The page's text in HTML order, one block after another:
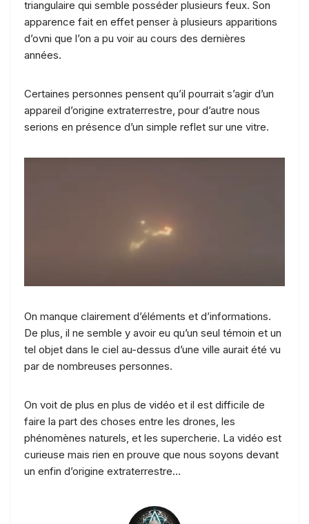
triangulaire qui semble posséder plusieurs feux. Son
apparence fait en effet penser à plusieurs apparitions
d’ovni que l’on a pu voir au cours des dernières
années.
Certaines personnes pensent qu’il pourrait s’agir d’un
appareil d’origine extraterrestre, pour d’autre nous
serions en présence d’un simple reflet sur une vitre.
On manque clairement d’éléments et d’informations.
De plus, il ne semble y avoir eu qu’un seul témoin et un
tel objet dans le ciel au-dessus d’une ville aurait été vu
par de nombreuses personnes.
On voit de plus en plus de vidéo et il est difficile de
faire la part des choses entre les drones, les
phénomènes naturels, et les supercherie. La vidéo est
curieuse mais rien en prouve que nous soyons devant
un enfin d’origine extraterrestre…